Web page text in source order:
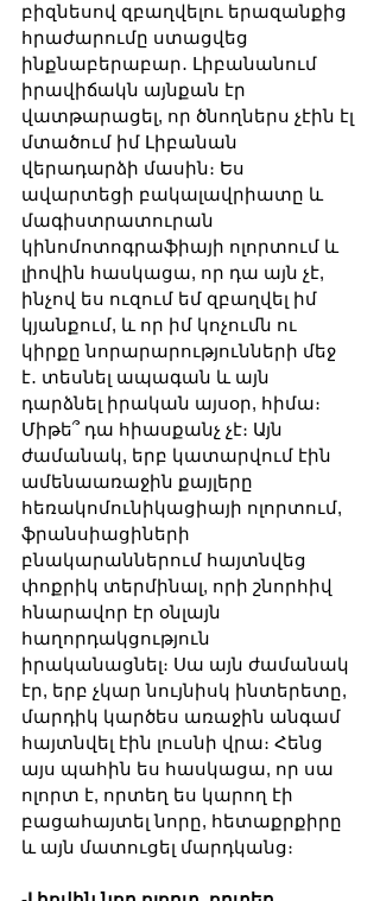
բիզնեսով զբաղվելու երազանքից
հրաժարումը ստացվեց
ինքնաբերաբար․ Լիբանանում
իրավիճակն այնքան էր
վատթարացել, որ ծնողներս չէին էլ
մտածում իմ Լիբանան
վերադարձի մասին։ Ես
ավարտեցի բակալավրիատը և
մագիստրատուրան
կինոմոտոգրաֆիայի ոլորտում և
լիովին հասկացա, որ դա այն չէ,
ինչով ես ուզում եմ զբաղվել իմ
կյանքում, և որ իմ կոչումն ու
կիրքը նորարարությունների մեջ
է․ տեսնել ապագան և այն
դարձնել իրական այսօր, հիմա։
Միթե՞ դա հիասքանչ չէ։ Այն
ժամանակ, երբ կատարվում էին
ամենաառաջին քայլերը
հեռակոմունիկացիայի ոլորտում,
ֆրանսիացիների
բնակարաններում հայտնվեց
փոքրիկ տերմինալ, որի շնորհիվ
հնարավոր էր օնլայն
հաղորդակցություն
իրականացնել։ Սա այն ժամանակ
էր, երբ չկար նույնիսկ ինտերետը,
մարդիկ կարծես առաջին անգամ
հայտնվել էին լուսնի վրա։ Հենց
այս պահին ես հասկացա, որ սա
ոլորտ է, որտեղ ես կարող էի
բացահայտել նորը, հետաքրքիրը
և այն մատուցել մարդկանց։